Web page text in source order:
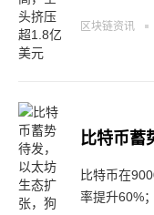
区块链资讯
比特币蓄
比特币在
率提升60%